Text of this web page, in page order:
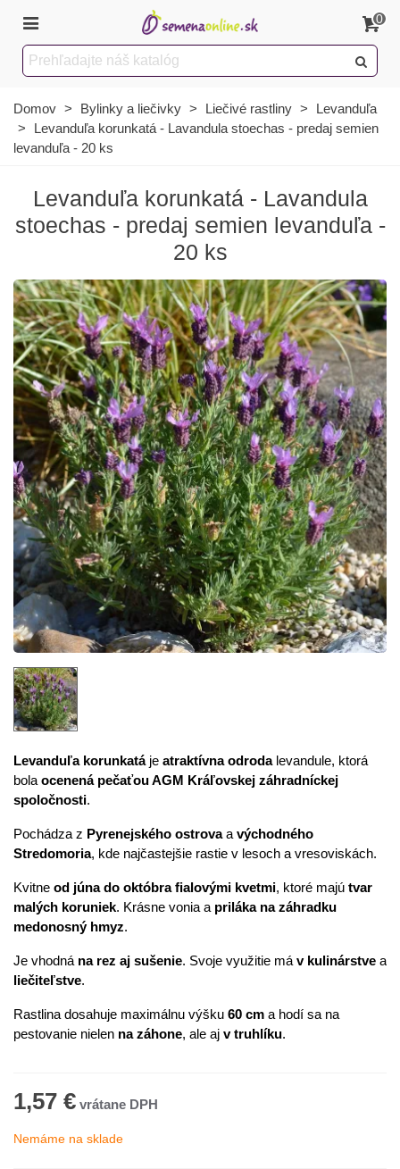
0
Domov > Bylinky a liečivky > Liečivé rastliny >
Levanduľa
>
Levanduľa korunkatá - Lavandula stoechas - predaj semien
levanduľa - 20 ks
Levanduľa korunkatá - Lavandula
stoechas - predaj semien levanduľa -
20 ks
Levanduľa korunkatáje atraktívna odrodalevandule, ktorá
bola ocenená pečaťou AGM Kráľovskej záhradníckej
spoločnosti.
Pochádza z Pyrenejského ostrovaa východného
Stredomoria, kde najčastejšie rastie v lesoch a vresoviskách.
Kvitne od júna do októbra fialovými kvetmi, ktoré majú tvar
malých koruniek. Krásne vonia a priláka na záhradku
medonosný hmyz.
Je vhodná na rez aj sušenie. Svoje využitie má v kulinárstve a
liečiteľstve.
Rastlina dosahuje maximálnu výšku 60 cm a hodí sa na
pestovanie nielen na záhone, ale aj v truhlíku.
1,57 €
Nemáme na sklade